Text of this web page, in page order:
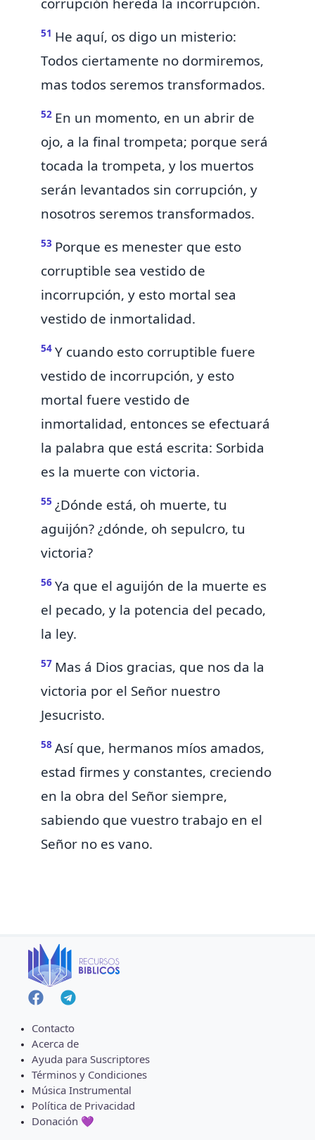
corrupción hereda la incorrupción.
51 He aquí, os digo un misterio:
Todos ciertamente no dormiremos,
mas todos seremos transformados.
52 En un momento, en un abrir de
ojo, a la final trompeta; porque será
tocada la trompeta, y los muertos
serán levantados sin corrupción, y
nosotros seremos transformados.
53 Porque es menester que esto
corruptible sea vestido de
incorrupción, y esto mortal sea
vestido de inmortalidad.
54 Y cuando esto corruptible fuere
vestido de incorrupción, y esto
mortal fuere vestido de
inmortalidad, entonces se efectuará
la palabra que está escrita: Sorbida
es la muerte con victoria.
55 ¿Dónde está, oh muerte, tu
aguijón? ¿dónde, oh sepulcro, tu
victoria?
56 Ya que el aguijón de la muerte es
el pecado, y la potencia del pecado,
la ley.
57 Mas á Dios gracias, que nos da la
victoria por el Señor nuestro
Jesucristo.
58 Así que, hermanos míos amados,
estad firmes y constantes, creciendo
en la obra del Señor siempre,
sabiendo que vuestro trabajo en el
Señor no es vano.
Contacto
Acerca de
Ayuda para Suscriptores
Términos y Condiciones
Música Instrumental
Política de Privacidad
Donación 💜